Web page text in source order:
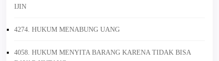
IJIN
4274. HUKUM MENABUNG UANG
4058. HUKUM MENYITA BARANG KARENA TIDAK BISA